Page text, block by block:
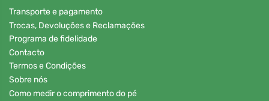
Transporte e pagamento
Trocas, Devoluções e Reclamações
Programa de fidelidade
Contacto
Termos e Condições
Sobre nós
Como medir o comprimento do pé